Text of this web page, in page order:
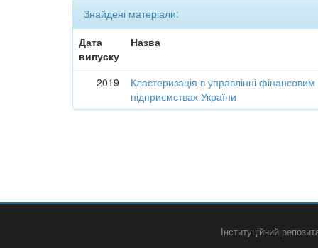
Знайдені матеріали:
Дата
випуску
Назва
2019
Кластеризація в управлінні
підприємствах України
Інституційний